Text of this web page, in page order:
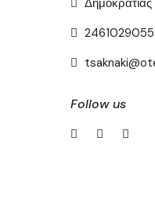
2461029055
Follow us